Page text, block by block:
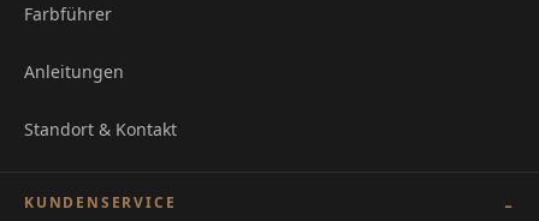
Farbführer
Anleitungen
Standort & Kontakt
KUNDENSERVICE